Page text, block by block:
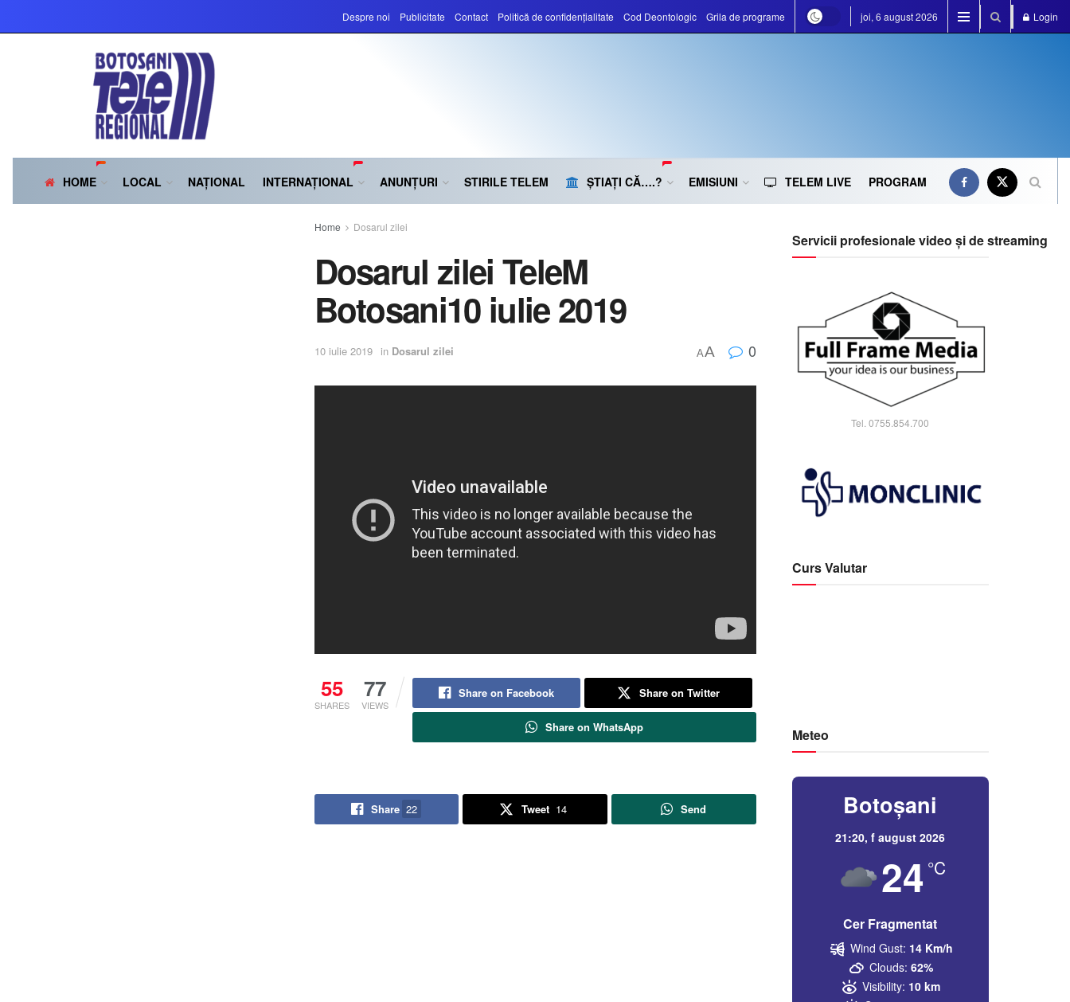
Despre noi Publicitate Contact Politică de confidențialitate Cod Deontologic Grila de programe joi, 6 august 2026 Login
HOME LOCAL NAȚIONAL INTERNAȚIONAL ANUNȚURI STIRILE TELEM ȘTIAȚI CĂ….? EMISIUNI TELEM LIVE PROGRAM
Home Dosarul zilei
Dosarul zilei TeleM
Botosani10 iulie 2019
10 iulie 2019 in Dosarul zilei AA 0
55
SHARES
77
VIEWS
Share on Facebook Share on Twitter
Share on WhatsApp
Share 22 Tweet 14 Send
Servicii profesionale video și de streaming
Tel. 0755.854.700
Curs Valutar
Meteo
Botoșani
21:20,f august 2026
24 °C
Cer Fragmentat
Wind Gust: 14 Km/h
Clouds: 62%
Visibility: 10 km